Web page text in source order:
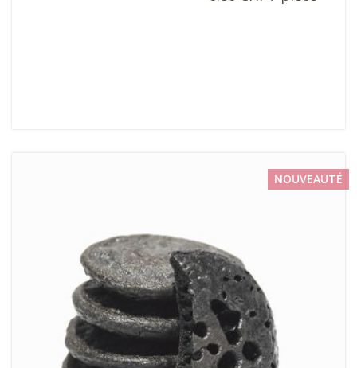
NOUVEAUTÉ